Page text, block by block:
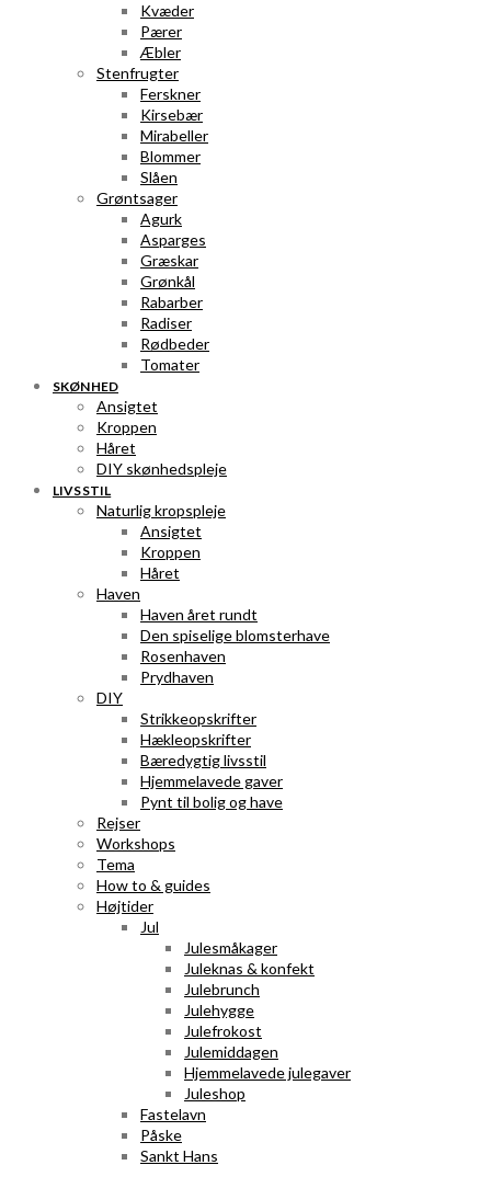
Kvæder
Pærer
Æbler
Stenfrugter
Ferskner
Kirsebær
Mirabeller
Blommer
Slåen
Grøntsager
Agurk
Asparges
Græskar
Grønkål
Rabarber
Radiser
Rødbeder
Tomater
SKØNHED
Ansigtet
Kroppen
Håret
DIY skønhedspleje
LIVSSTIL
Naturlig kropspleje
Ansigtet
Kroppen
Håret
Haven
Haven året rundt
Den spiselige blomsterhave
Rosenhaven
Prydhaven
DIY
Strikkeopskrifter
Hækleopskrifter
Bæredygtig livsstil
Hjemmelavede gaver
Pynt til bolig og have
Rejser
Workshops
Tema
How to & guides
Højtider
Jul
Julesmåkager
Juleknas & konfekt
Julebrunch
Julehygge
Julefrokost
Julemiddagen
Hjemmelavede julegaver
Juleshop
Fastelavn
Påske
Sankt Hans